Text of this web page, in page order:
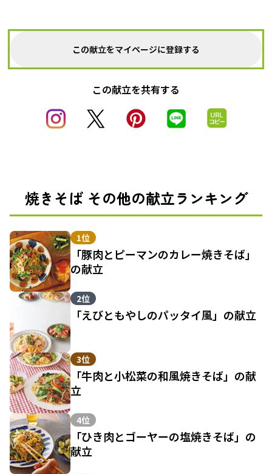
この献立をマイページに登録する
この献立を共有する
焼きそば その他の献立ランキング
1位
「豚肉とピーマンのカレー焼きそば」
の献立
2位
「えびともやしのパッタイ風」の献立
3位
「牛肉と小松菜の和風焼きそば」の献
立
4位
「ひき肉とゴーヤーの塩焼きそば」の
献立